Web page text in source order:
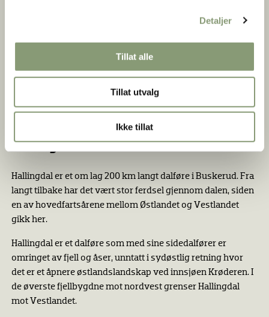
Detaljer
Tillat alle
Tillat utvalg
Ikke tillat
digitaltmuseum.org
- Eier: Norsk Folkemuseum
Hallingdal
Hallingdal er et om lag 200 km langt dalføre i Buskerud. Fra
langt tilbake har det vært stor ferdsel gjennom dalen, siden
en av hovedfartsårene mellom Østlandet og Vestlandet
gikk her.
Hallingdal er et dalføre som med sine sidedalfører er
omringet av fjell og åser, unntatt i sydøstlig retning hvor
det er et åpnere østlandslandskap ved innsjøen Krøderen. I
de øverste fjellbygdne mot nordvest grenser Hallingdal
mot Vestlandet.